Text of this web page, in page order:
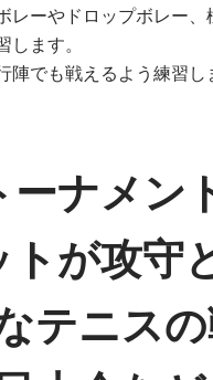
レーやドロップボレー
ます。
でも戦えるよう練習し
ーナメン
トが攻守
テニス